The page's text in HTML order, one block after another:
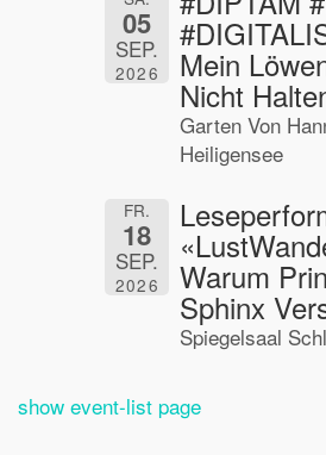
05
SEP.
2026 Mein
Nicht
Garten Von
Heiligensee
FR.
18
SEP.
2026 Warum
Sphinx
Spiegelsaal
show event-list page